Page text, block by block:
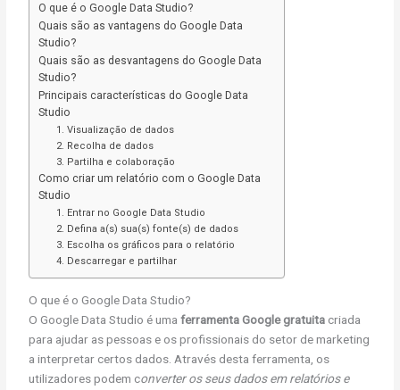
O que é o Google Data Studio?
Quais são as vantagens do Google Data
Studio?
Quais são as desvantagens do Google Data
Studio?
Principais características do Google Data
Studio
1. Visualização de dados
2. Recolha de dados
3. Partilha e colaboração
Como criar um relatório com o Google Data
Studio
1. Entrar no Google Data Studio
2. Defina a(s) sua(s) fonte(s) de dados
3. Escolha os gráficos para o relatório
4. Descarregar e partilhar
O que é o Google Data Studio?
O Google Data Studio é uma ferramenta Google gratuita criada
para ajudar as pessoas e os profissionais do setor de marketing
a interpretar certos dados. Através desta ferramenta, os
utilizadores podem converter os seus dados em relatórios e